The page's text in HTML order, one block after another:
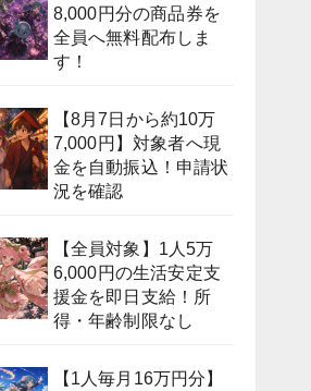
8,000円分の商品券を
全員へ無料配布しま
す！
【8月7日から約10万
7,000円】対象者へ現
金を自動振込！申請状
況を確認
【全員対象】1人5万
6,000円の生活安定支
援金を即日支給！所
得・年齢制限なし
【1人毎月16万円分】